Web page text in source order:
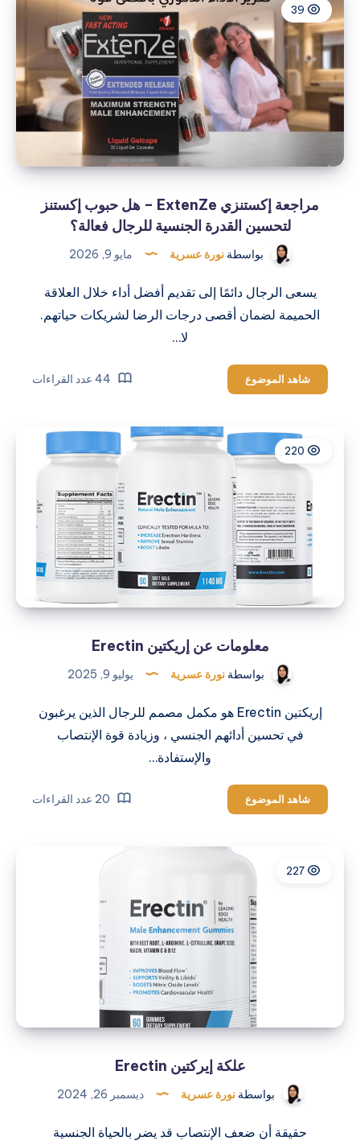
(Fusion
Fuel
Coffee)
السر
الأقوى
لتعزيز
مراجعة إكستنزي ExtenZe – هل حبوب إكستنز
لتحسين القدرة الجنسية للرجال فعالة؟
بواسطة نورة عسرية مايو 9, 2026
يسعى الرجال دائمًا إلى تقديم أفضل أداء خلال العلاقة
الحميمة لضمان أقصى درجات الرضا لشريكات حياتهم.
لا…
شاهد الموضوع
إكستنزي
–
هل
حبوب
إكستنز
لتحسين
القدرة
الجنسية
للرجال
فعالة؟
معلومات عن إريكتين Erectin
بواسطة نورة عسرية يوليو 9, 2025
إريكتين Erectin هو مكمل مصمم للرجال الذين يرغبون
في تحسين أدائهم الجنسي ، وزيادة قوة الإنتصاب
والإستفادة…
شاهد الموضوع
عن
Erectin
علكة إيركتين Erectin
بواسطة نورة عسرية ديسمبر 26, 2024
حقيقة أن ضعف الإنتصاب قد يضر بالحياة الجنسية